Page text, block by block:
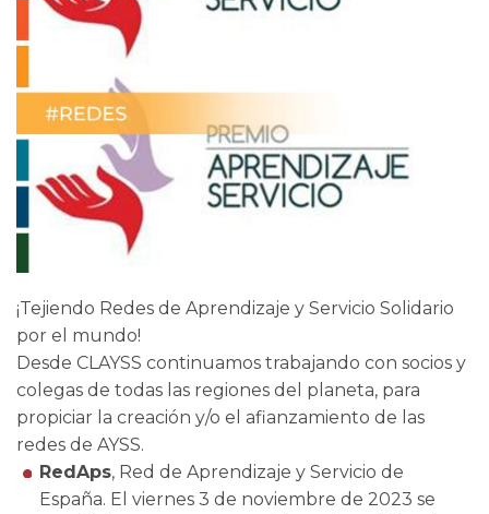
¡Tejiendo Redes de Aprendizaje y Servicio Solidario
por el mundo!
Desde CLAYSS continuamos trabajando con socios y
colegas de todas las regiones del planeta, para
propiciar la creación y/o el afianzamiento de las
redes de AYSS.
RedAps, Red de Aprendizaje y Servicio de
España. El viernes 3 de noviembre de 2023 se